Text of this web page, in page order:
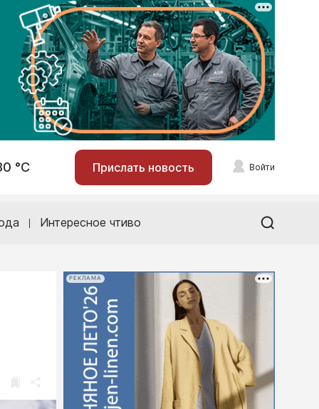
°С Прислать новость Войти
Интересное чтиво
РЕКЛАМА